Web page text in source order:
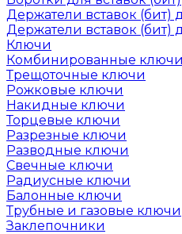
Держатели вставок (бит)
Держатели вставок (бит)
Ключи
Комбинированные ключи
Трещоточные ключи
Рожковые ключи
Накидные ключи
Торцевые ключи
Разрезные ключи
Разводные ключи
Свечные ключи
Радиусные ключи
Балонные ключи
Трубные и газовые ключи
Заклепочники